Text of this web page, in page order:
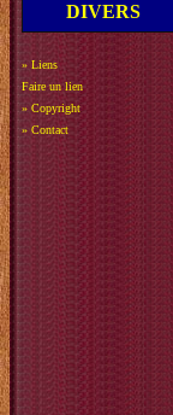
DIVERS
» Liens
Faire un lien
» Copyright
» Contact